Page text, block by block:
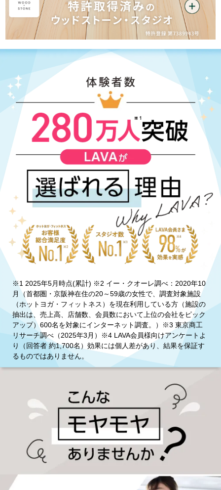
※1 2025年5月時点(累計) ※2 イー・クオーレ調べ：2020年10
月（首都圏・京阪神在住の20～59歳の女性で、調査対象施設
（ホットヨガ・フィットネス）を現在利用している方（施設の
抽出は、売上高、店舗数、会員数において上位の会社をピック
アップ）600名を対象にインターネット調査。）※3 東京商工
リサーチ調べ（2025年3月）※4 LAVA会員様向けアンケートよ
り（回答者 約1,700名）効果には個人差があり、結果を保証す
るものではありません。